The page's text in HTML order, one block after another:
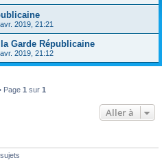
r
2019, 21:21
Garde Républicaine
2019, 21:12
Page 1 sur 1
Aller à